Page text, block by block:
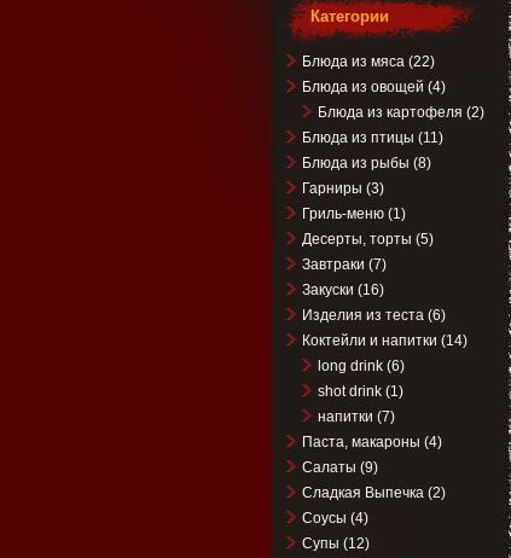
Категории
Блюда из мяса(22)
Блюда из овощей (4)
Блюда из картофеля (2)
Блюда из птицы (11)
Блюда из рыбы (8)
Гарниры (3)
Гриль-меню(1)
Десерты, торты (5)
Завтраки (7)
Закуски (16)
Изделия из теста(6)
Коктейли и напитки (14)
long drink(6)
shot drink(1)
напитки (7)
Паста, макароны (4)
Салаты (9)
Сладкая Выпечка(2)
Соусы (4)
Супы (12)